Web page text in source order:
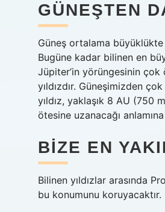
GÜNEŞTEN
Güneş ortalama büyüklükte
Bugüne kadar bilinen en
Jüpiter’in yörüngesinin
yıldızdır. Güneşimizden
yıldız, yaklaşık 8 AU (750
ötesine uzanacağı
BIZE EN
Bilinen yıldızlar arasında
bu konumunu koruyacaktır.